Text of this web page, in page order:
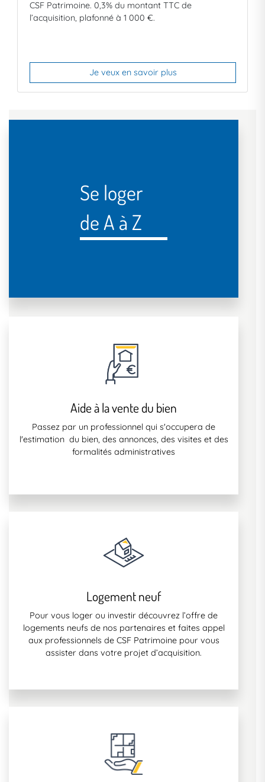
CSF Patrimoine. 0,3% du montant TTC de
l’acquisition, plafonné à 1 000 €.
Je veux en savoir plus
Se loger
de A à Z
Aide à la vente du bien
Passez par un professionnel qui s'occupera de
l'estimation du bien, des annonces, des visites et des
formalités administratives
Logement neuf
Pour vous loger ou investir découvrez l’offre de
logements neufs de nos partenaires et faites appel
aux professionnels de CSF Patrimoine pour vous
assister dans votre projet d’acquisition.